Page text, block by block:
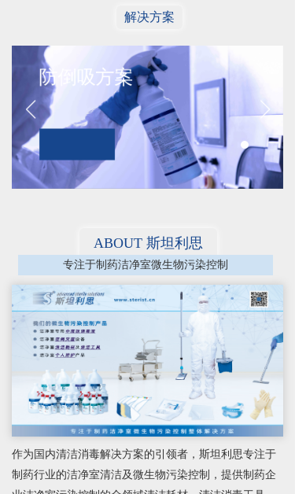
解决方案
ABOUT 斯坦利思
专注于制药洁净室微生物污染控制
作为国内清洁消毒解决方案的引领者，斯坦利思专注于
制药行业的洁净室清洁及微生物污染控制，提供制药企